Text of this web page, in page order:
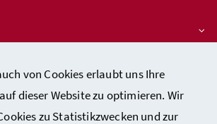
von Cookies erlaubt uns Ihre
dieser Website zu optimieren. Wir
zu Statistikzwecken und zur